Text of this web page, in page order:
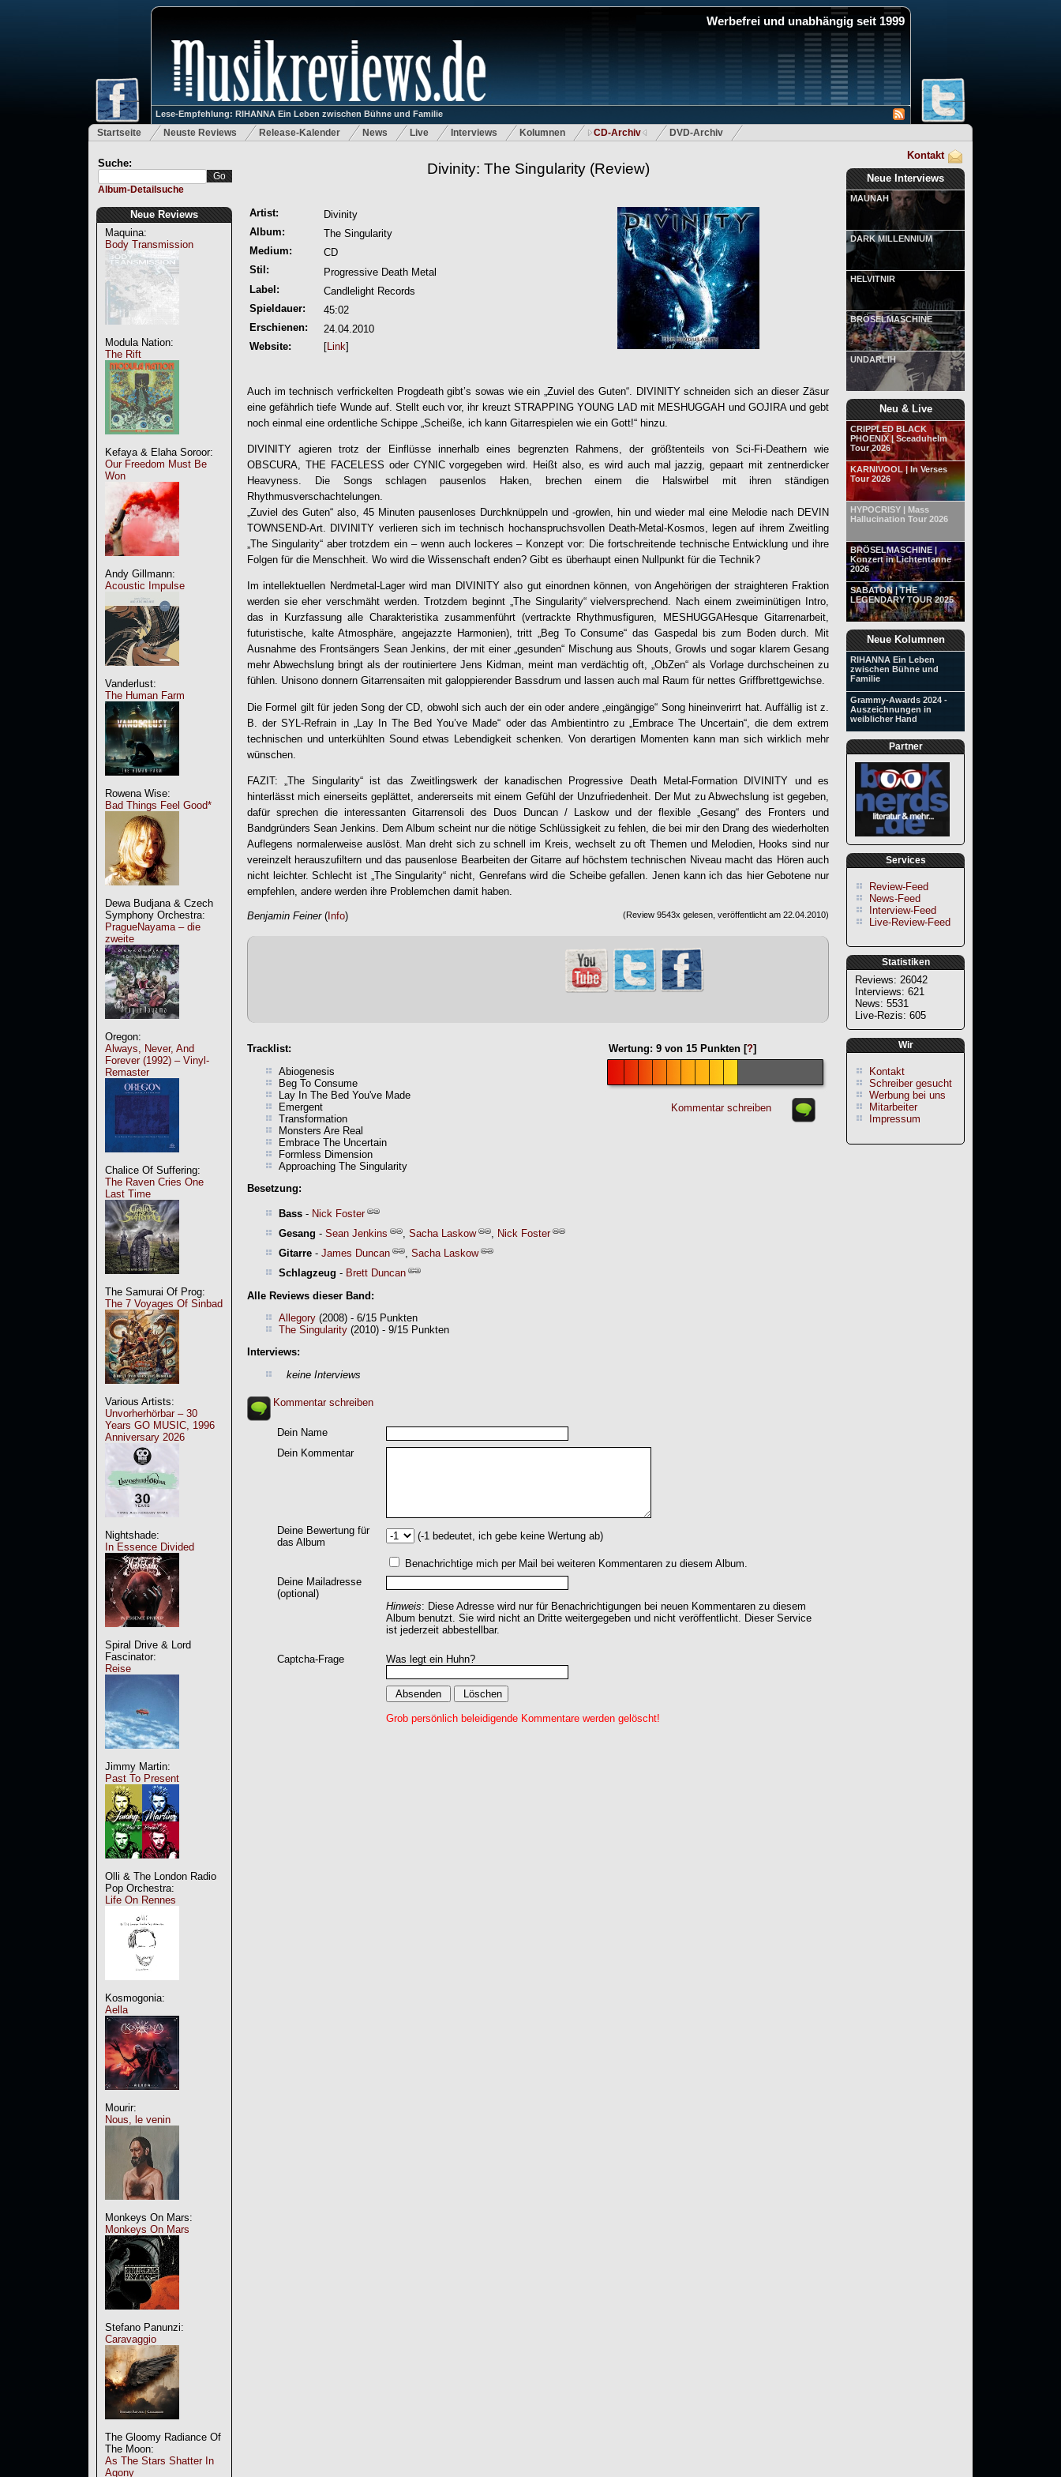
Werbefrei und unabhängig seit 1999
Lese-Empfehlung: RIHANNA Ein Leben zwischen Bühne und Familie
Startseite Neuste Reviews Release-Kalender News Live Interviews Kolumnen CD-Archiv DVD-Archiv
Suche:
Album-Detailsuche
Neue Reviews
Maquina:
Body Transmission
Modula Nation:
The Rift
Kefaya & Elaha Soroor:
Our Freedom Must Be
Won
Andy Gillmann:
Acoustic Impulse
Vanderlust:
The Human Farm
Rowena Wise:
Bad Things Feel Good*
Dewa Budjana & Czech
Symphony Orchestra:
PragueNayama – die
zweite
Oregon:
Always, Never, And
Forever (1992) – Vinyl-
Remaster
Chalice Of Suffering:
The Raven Cries One
Last Time
The Samurai Of Prog:
The 7 Voyages Of Sinbad
Various Artists:
Unvorherhörbar – 30
Years GO MUSIC, 1996
Anniversary 2026
Nightshade:
In Essence Divided
Spiral Drive & Lord
Fascinator:
Reise
Jimmy Martin:
Past To Present
Olli & The London Radio
Pop Orchestra:
Life On Rennes
Kosmogonia:
Aella
Mourir:
Nous, le venin
Monkeys On Mars:
Monkeys On Mars
Stefano Panunzi:
Caravaggio
The Gloomy Radiance Of
The Moon:
As The Stars Shatter In
Agony
Kontakt
Neue Interviews
MAUNAH
DARK MILLENNIUM
HELVITNIR
BRÖSELMASCHINE
UNDARLIH
Neu & Live
CRIPPLED BLACK
PHOENIX | Sceaduhelm
Tour 2026
KARNIVOOL | In Verses
Tour 2026
HYPOCRISY | Mass
Hallucination Tour 2026
BRÖSELMASCHINE |
Konzert in Lichtentanne
2026
SABATON | THE
LEGENDARY TOUR 2025
Neue Kolumnen
RIHANNA Ein Leben
zwischen Bühne und
Familie
Grammy-Awards 2024 -
Auszeichnungen in
weiblicher Hand
Partner
Services
Review-Feed
News-Feed
Interview-Feed
Live-Review-Feed
Statistiken
Reviews: 26042
Interviews: 621
News: 5531
Live-Rezis: 605
Wir
Kontakt
Schreiber gesucht
Werbung bei uns
Mitarbeiter
Impressum
Divinity: The Singularity(Review)
Artist:
Divinity
Album:
The Singularity
Medium:
CD
Stil:
Progressive Death Metal
Label:
Candlelight Records
Spieldauer:
45:02
Erschienen:
24.04.2010
Website:
[Link]
Auch im technisch verfrickelten Progdeath gibt’s sowas wie ein „Zuviel des Guten“. DIVINITYschneiden sich an dieser Zäsur
eine gefährlich tiefe Wunde auf. Stellt euch vor, ihr kreuzt STRAPPING YOUNG LAD mit MESHUGGAH und GOJIRA und gebt
noch einmal eine ordentliche Schippe „Scheiße, ich kann Gitarrespielen wie ein Gott!“ hinzu.
DIVINITY agieren trotz der Einflüsse innerhalb eines begrenzten Rahmens, der größtenteils von Sci-Fi-Deathern wie
OBSCURA, THE FACELESS oder CYNIC vorgegeben wird. Heißt also, es wird auch mal jazzig, gepaart mit zentnerdicker
Heavyness. Die Songs schlagen pausenlos Haken, brechen einem die Halswirbel mit ihren ständigen
Rhythmusverschachtelungen.
„Zuviel des Guten“ also, 45 Minuten pausenloses Durchknüppeln und -growlen, hin und wieder mal eine Melodie nach DEVIN
TOWNSEND-Art.
DIVINITY verlieren sich im technisch hochanspruchsvollen Death-Metal-Kosmos, legen auf ihrem Zweitling
The Singularity“ aber trotzdem ein – wenn auch lockeres – Konzept vor: Die fortschreitende technische Entwicklung und ihre
Folgen für die Menschheit. Wo wird die Wissenschaft enden? Gibt es überhaupt einen Nullpunkt für die Technik?
Im intellektuellen Nerdmetal-Lager wird man DIVINITYalso gut einordnen können, von Angehörigen der straighteren Fraktion
werden sie eher verschmäht werden. Trotzdem beginnt „The Singularity“ vielversprechend. Nach einem zweiminütigen Intro,
das in Kurzfassung alle Charakteristika zusammenführt (vertrackte Rhythmusfiguren, MESHUGGAHesque Gitarrenarbeit,
futuristische, kalte Atmosphäre, angejazzte Harmonien), tritt „Beg To Consume“ das Gaspedal bis zum Boden durch. Mit
Ausnahme des Frontsängers Sean Jenkins, der mit einer „gesunden“ Mischung aus Shouts, Growls und sogar klarem Gesang
mehr Abwechslung bringt als der routiniertere Jens Kidman, meint man verdächtig oft, „ObZen“ als Vorlage durchscheinen zu
fühlen. Unisono donnern Gitarrensaiten mit galoppierender Bassdrum und lassen auch mal Raum für nettes Griffbrettgewichse.
Die Formel gilt für jeden Song der CD, obwohl sich auch der ein oder andere „eingängige“ Song hineinverirrt hat. Auffällig ist z.
B. der SYL-Refrain in „Lay In The Bed You’ve Made“ oder das Ambientintro zu „Embrace The Uncertain“, die dem extrem
technischen und unterkühlten Sound etwas Lebendigkeit schenken. Von derartigen Momenten kann man sich wirklich mehr
wünschen.
FAZIT: „The Singularity“ ist das Zweitlingswerk der kanadischen Progressive Death Metal-Formation DIVINITY und es
hinterlässt mich einerseits geplättet, andererseits mit einem Gefühl der Unzufriedenheit. Der Mut zu Abwechslung ist gegeben,
dafür sprechen die interessanten Gitarrensoli des Duos Duncan / Laskow und der flexible „Gesang“ des Fronters und
Bandgründers Sean Jenkins. Dem Album scheint nur die nötige Schlüssigkeit zu fehlen, die bei mir den Drang des wiederholten
Auflegens normalerweise auslöst. Man dreht sich zu schnell im Kreis, wechselt zu oft Themen und Melodien, Hooks sind nur
vereinzelt herauszufiltern und das pausenlose Bearbeiten der Gitarre auf höchstem technischen Niveau macht das Hören auch
nicht leichter. Schlecht ist „ The Singularity“ nicht, Genrefans wird die Scheibe gefallen. Jenen kann ich das hier Gebotene nur
empfehlen, andere werden ihre Problemchen damit haben.
Benjamin Feiner( Info) (Review 9543x gelesen, veröffentlicht am 22.04.2010)
Wertung: 9 von 15 Punkten [?]
Kommentar schreiben
Tracklist:
Abiogenesis
Beg To Consume
Lay In The Bed You've Made
Emergent
Transformation
Monsters Are Real
Embrace The Uncertain
Formless Dimension
Approaching The Singularity
Besetzung:
Bass - Nick Foster
Gesang - Sean Jenkins , Sacha Laskow , Nick Foster
Gitarre - James Duncan , Sacha Laskow
Schlagzeug - Brett Duncan
Alle Reviews dieser Band:
Allegory (2008) - 6/15 Punkten
The Singularity (2010) - 9/15 Punkten
Interviews:
keine Interviews
Kommentar schreiben
Dein Name
Dein Kommentar
Deine Bewertung für
das Album
(-1 bedeutet, ich gebe keine Wertung ab)
Benachrichtige mich per Mail bei weiteren Kommentaren zu diesem Album.
Deine Mailadresse
(optional)
Hinweis: Diese Adresse wird nur für Benachrichtigungen bei neuen Kommentaren zu diesem
Album benutzt. Sie wird nicht an Dritte weitergegeben und nicht veröffentlicht. Dieser Service
ist jederzeit abbestellbar.
Captcha-Frage Was legt ein Huhn?
Grob persönlich beleidigende Kommentare werden gelöscht!